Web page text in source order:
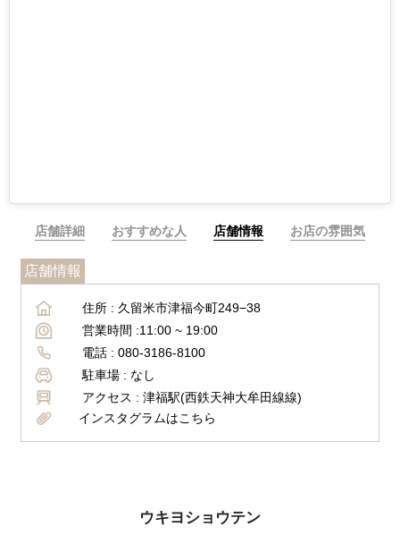
店舗詳細 おすすめな人 店舗情報 お店の雰囲気
店舗情報
住所 : 久留米市津福今町249−38
営業時間 :11:00 ~ 19:00
電話 : 080-3186-8100
駐車場 : なし
アクセス : 津福駅(西鉄天神大牟田線線)
インスタグラムはこちら
ウキヨショウテン